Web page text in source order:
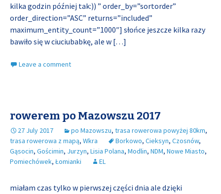
kilka godzin później tak:)) ” order_by=”sortorder”
order_direction=”ASC” returns=”included”
maximum_entity_count=”1000″] słońce jeszcze kilka razy
bawiło się w ciuciubabkę, ale w […]
Leave a comment
rowerem po Mazowszu 2017
27 July 2017 po Mazowszu, trasa rowerowa powyżej 80km,
trasa rowerowa z mapą, Wkra Borkowo, Cieksyn, Czosnów,
Gąsocin, Gościmin, Jurzyn, Lisia Polana, Modlin, NDM, Nowe Miasto,
Pomiechówek, Łomianki EL
miałam czas tylko w pierwszej części dnia ale dzięki